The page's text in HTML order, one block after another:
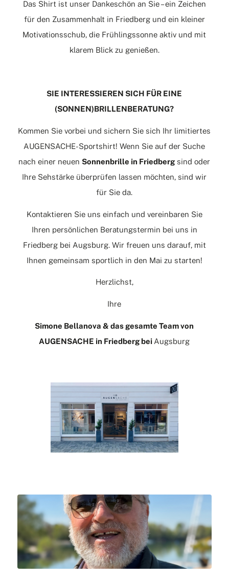
Das Shirt ist unser Dankeschön an Sie – ein Zeichen
für den Zusammenhalt in Friedberg und ein kleiner
Motivationsschub, die Frühlingssonne aktiv und mit
klarem Blick zu genießen.
SIE INTERESSIEREN SICH FÜR EINE
(SONNEN)BRILLENBERATUNG?
Kommen Sie vorbei und sichern Sie sich Ihr limitiertes
AUGENSACHE-Sportshirt! Wenn Sie auf der Suche
nach einer neuenSonnenbrille in Friedberg sind oder
Ihre Sehstärke überprüfen lassen möchten, sind wir
für Sie da.
Kontaktieren Sie uns einfach und vereinbaren Sie
Ihren persönlichen Beratungstermin bei uns in
Friedberg bei Augsburg. Wir freuen uns darauf, mit
Ihnen gemeinsam sportlich in den Mai zu starten!
Herzlichst,
Ihre
Simone Bellanova & das gesamte Team von
AUGENSACHE in Friedberg bei Augsburg